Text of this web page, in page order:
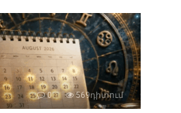
0 569դիտում